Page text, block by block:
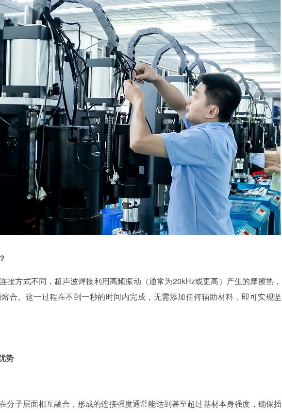
接方式不同，超声波焊接利用高频振动（通常为20kHz或更高）产生的摩擦热，
合。这一过程在不到一秒的时间内完成，无需添加任何辅助材料，即可实现坚
势
分子层面相互融合，形成的连接强度通常能达到甚至超过基材本身强度，确保插